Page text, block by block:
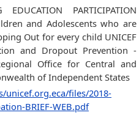
PARTICIPATION
and Adolescents who are
Out for every child UNICEF
and Dropout Prevention -
Office for Central and
of Independent States
unicef.org.eca/files/2018-
BRIEF-WEB.pdf